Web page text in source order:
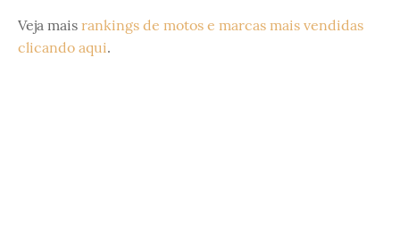
Veja mais rankings de motos e marcas mais vendidas
clicando aqui.